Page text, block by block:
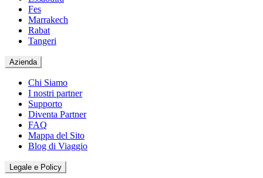
Fes
Marrakech
Rabat
Tangeri
Azienda
Chi Siamo
I nostri partner
Supporto
Diventa Partner
FAQ
Mappa del Sito
Blog di Viaggio
Legale e Policy